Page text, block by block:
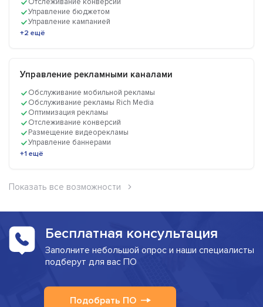
Отслеживание конверсий
Управление бюджетом
Управление кампанией
+2 ещё
Управление рекламными каналами
Обслуживание мобильной рекламы
Обслуживание рекламы Rich Media
Оптимизация рекламы
Отслеживание конверсий
Размещение видеорекламы
Управление баннерами
+1 ещё
Показать все возможности
Бесплатная консультация
Заполните небольшой опрос и наши специалисты
подберут для вас ПО
Подобрать ПО